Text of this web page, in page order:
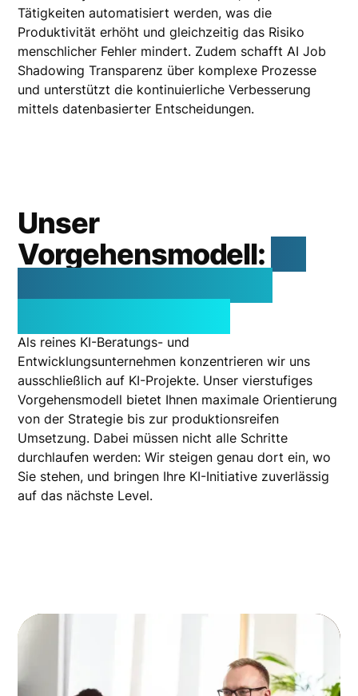
Tätigkeiten automatisiert werden, was die
Produktivität erhöht und gleichzeitig das Risiko
menschlicher Fehler mindert. Zudem schafft AI Job
Shadowing Transparenz über komplexe Prozesse
und unterstützt die kontinuierliche Verbesserung
mittels datenbasierter Entscheidungen.
Unser
Vorgehensmodell:
Als reines KI-Beratungs- und
Entwicklungsunternehmen konzentrieren wir uns
ausschließlich auf KI-Projekte. Unser vierstufiges
Vorgehensmodell bietet Ihnen maximale Orientierung
von der Strategie bis zur produktionsreifen
Umsetzung. Dabei müssen nicht alle Schritte
durchlaufen werden: Wir steigen genau dort ein, wo
Sie stehen, und bringen Ihre KI-Initiative zuverlässig
auf das nächste Level.